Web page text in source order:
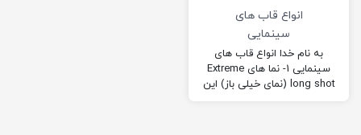
انواع قاب های
سینمایی
به نام خدا انواع قاب های
سینمایی 1- نما های Extreme
long shot (نمای خیلی باز) این